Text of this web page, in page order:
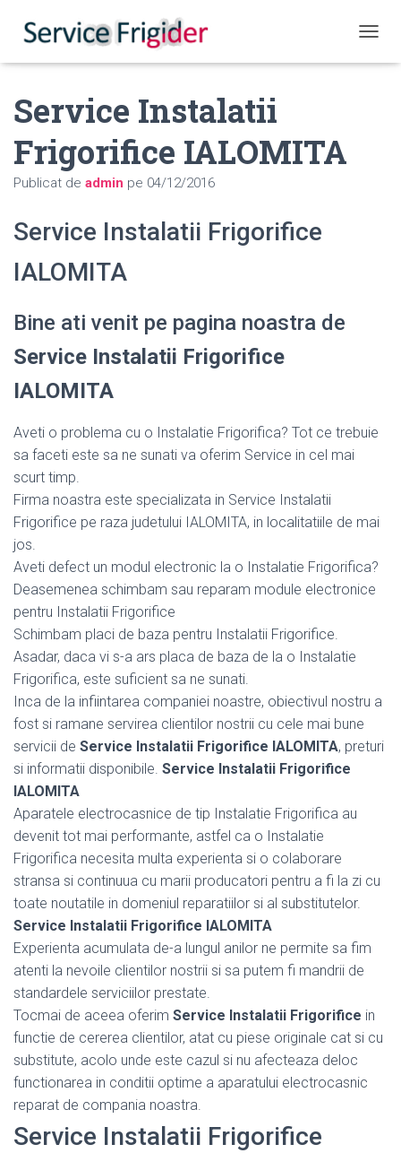
Service Instalatii
Frigorifice IALOMITA
Publicat de admin pe 04/12/2016
Service Instalatii Frigorifice
IALOMITA
Bine ati venit pe pagina noastra de
Service Instalatii Frigorifice
IALOMITA
Aveti o problema cu o Instalatie Frigorifica? Tot ce trebuie
sa faceti este sa ne sunati va oferim Service in cel mai
scurt timp.
Firma noastra este specializata in Service Instalatii
Frigorifice pe raza judetului IALOMITA, in localitatiile de mai
jos.
Aveti defect un modul electronic la o Instalatie Frigorifica?
Deasemenea schimbam sau reparam module electronice
pentru Instalatii Frigorifice
Schimbam placi de baza pentru Instalatii Frigorifice.
Asadar, daca vi s-a ars placa de baza de la o Instalatie
Frigorifica, este suficient sa ne sunati.
Inca de la infiintarea companiei noastre, obiectivul nostru a
fost si ramane servirea clientilor nostrii cu cele mai bune
servicii de Service Instalatii Frigorifice IALOMITA, preturi
si informatii disponibile. Service Instalatii Frigorifice
IALOMITA
Aparatele electrocasnice de tip Instalatie Frigorifica au
devenit tot mai performante, astfel ca o Instalatie
Frigorifica necesita multa experienta si o colaborare
stransa si continuua cu marii producatori pentru a fi la zi cu
toate noutatile in domeniul reparatiilor si al substitutelor.
Service Instalatii Frigorifice IALOMITA
Experienta acumulata de-a lungul anilor ne permite sa fim
atenti la nevoile clientilor nostrii si sa putem fi mandrii de
standardele serviciilor prestate.
Tocmai de aceea oferim Service Instalatii Frigorifice in
functie de cererea clientilor, atat cu piese originale cat si cu
substitute, acolo unde este cazul si nu afecteaza deloc
functionarea in conditii optime a aparatului electrocasnic
reparat de compania noastra.
Service Instalatii Frigorifice